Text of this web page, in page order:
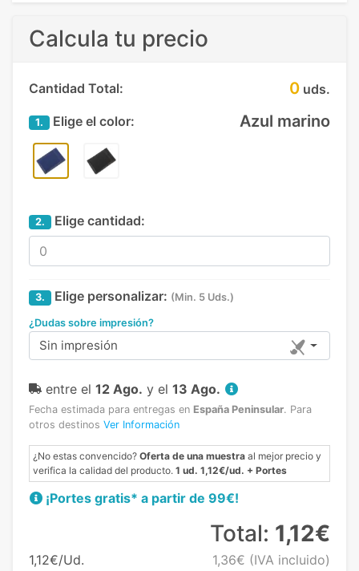
Calcula tu precio
Cantidad Total: 0 uds.
1. Elige el color: Azul marino
2. Elige cantidad:
3. Elige personalizar: (Min. 5 Uds.)
¿Dudas sobre impresión?
Sin impresión
entre el 12 Ago. y el 13 Ago.
Fecha estimada para entregas en España Peninsular. Para
otros destinos Ver Información
¿No estas convencido? Oferta de una muestra al mejor precio y
verifica la calidad del producto. 1 ud. 1,12€/ud. + Portes
¡Portes gratis* a partir de 99€!
1,12€/Ud.
Total: 1,12€
1,36€ (IVA incluido)